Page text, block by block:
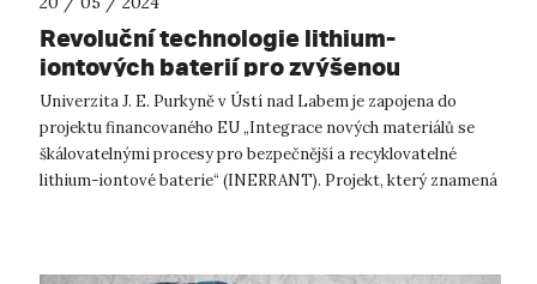
Revoluční technologie lithium-
iontových baterií pro zvýšenou
bezpečnost
Univerzita J. E. Purkyně v Ústí nad Labem je zapojena do
projektu financovaného EU „Integrace nových materiálů se
škálovatelnými procesy pro bezpečnější a recyklovatelné
lithium-iontové baterie“ (INERRANT). Projekt, který znamená